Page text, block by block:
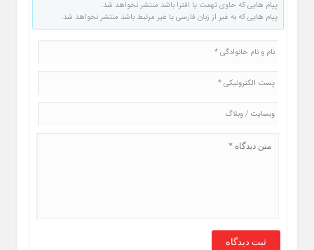
پیام هایی که حاوی تهمت یا افترا باشد منتشر نخواهد شد.
پیام هایی که به غیر از زبان فارسی یا غیر مرتبط باشد منتشر نخواهد شد.